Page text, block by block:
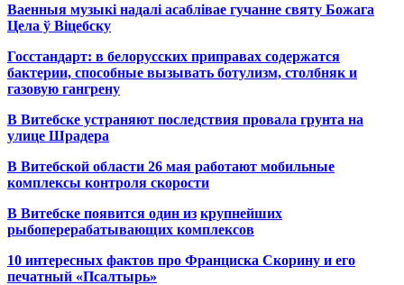
Ваенныя музыкі надалі асаблівае гучанне святу Божага
Цела ў Віцебску
Госстандарт: в белорусских приправах содержатся
бактерии, способные вызывать ботулизм, столбняк и
газовую гангрену
В Витебске устраняют последствия провала грунта на
улице Шрадера
В Витебской области 26 мая работают мобильные
комплексы контроля скорости
В Витебске появится один из крупнейших
рыбоперерабатывающих комплексов
10 интересных фактов про Франциска Скорину и его
печатный «Псалтырь»